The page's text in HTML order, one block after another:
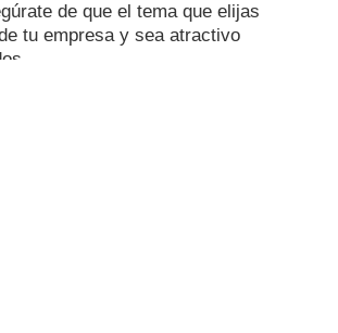
de que el tema que elijas
tu empresa y sea atractivo